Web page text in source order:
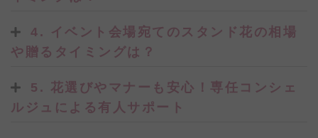
4. イベント会場宛てのスタンド花の相場
や贈るタイミングは？
5. 花選びやマナーも安心！専任コンシェ
ルジュによる有人サポート